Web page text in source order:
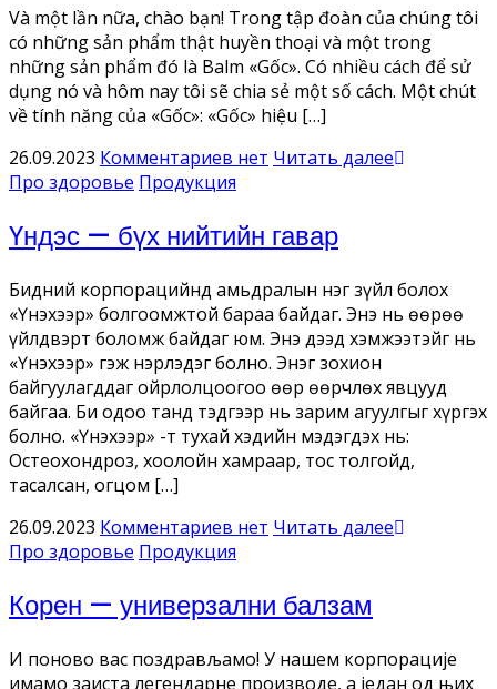
Và một lần nữa, chào bạn! Trong tập đoàn của chúng tôi
có những sản phẩm thật huyền thoại và một trong
những sản phẩm đó là Balm «Gốc». Có nhiều cách để sử
dụng nó và hôm nay tôi sẽ chia sẻ một số cách. Một chút
về tính năng của «Gốc»: «Gốc» hiệu […]
26.09.2023 Комментариев нет Читать далее
Про здоровье Продукция
Үндэс — бүх нийтийн гавар
Бидний корпорацийнд амьдралын нэг зүйл болох
«Үнэхээр» болгоомжтой бараа байдаг. Энэ нь өөрөө
үйлдвэрт боломж байдаг юм. Энэ дээд хэмжээтэйг нь
«Үнэхээр» гэж нэрлэдэг болно. Энэг зохион
байгуулагддаг ойрлолцоогоо өөр өөрчлөх явцууд
байгаа. Би одоо танд тэдгээр нь зарим агуулгыг хүргэх
болно. «Үнэхээр» -т тухай хэдийн мэдэгдэх нь:
Остеохондроз, хоолойн хамраар, тос толгойд,
тасалсан, огцом […]
26.09.2023 Комментариев нет Читать далее
Про здоровье Продукция
Корен — универзални балзам
И поново вас поздрављамо! У нашем корпорације
имамо заиста легендарне производе, а један од њих